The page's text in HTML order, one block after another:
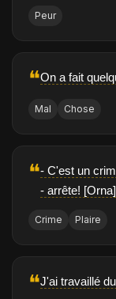
Peur
❝On a fait
Mal Chose
❝- C'est un
- arrête! [Orna]
Crime Plaire
❝J'ai travaillé